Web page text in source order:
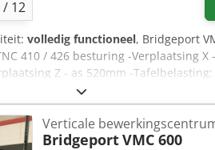
/ 12
volledig functioneel, Bridgeport
410 / 426 besturing -Verplaatsing X
Z - as 520mm -
/ Range: 40 t/m 6000 Rpm -
-Lengte 2800 mm -Breedte 2050
Verticale
BridgeportVMC 600